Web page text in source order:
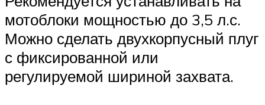
мотоблоки мощностью до 3,5 л.с.
Можно сделать двухкорпусный плуг
с фиксированной или
регулируемой шириной захвата.